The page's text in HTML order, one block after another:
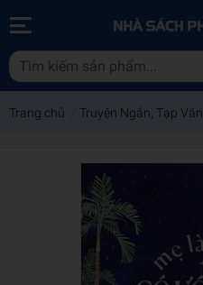
Trang chủ Truyện Ngắn, Tạp Văn